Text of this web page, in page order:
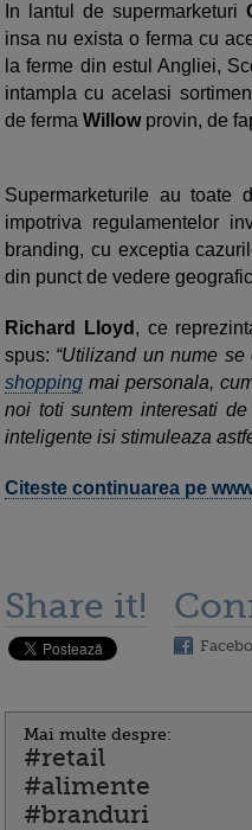
In lantul de supermarketuri
insa nu exista o ferma cu
la ferme din estul Angliei,
intampla cu acelasi
de ferma Willowprovin, de
Supermarketurile au toate
impotriva regulamentelor
branding, cu exceptia
din punct de vedere
Richard Lloyd , ce
spus: “Utilizand un nume
shopping mai personala,
noi toti suntem interesati
inteligente isi stimuleaza
Citeste continuarea pe
Share it!
Mai multe despre:
#retail
#alimente
#branduri